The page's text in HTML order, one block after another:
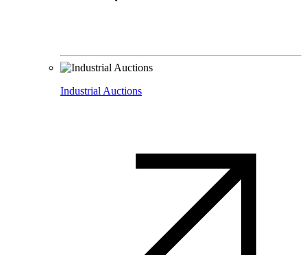
Industrial Auctions